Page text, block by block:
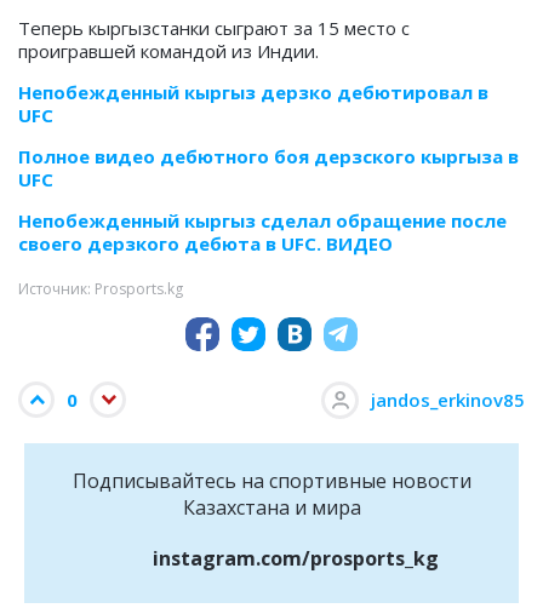
Теперь кыргызстанки сыграют за 15 место с
проигравшей командой из Индии.
Непобежденный кыргыз дерзко дебютировал в
UFC
Полное видео дебютного боя дерзского кыргыза в
UFC
Непобежденный кыргыз сделал обращение после
своего дерзкого дебюта в UFC. ВИДЕО
Источник: Prosports.kg
0 jandos_erkinov85
Подписывайтесь на cпортивные новости
Казахстана и мира
instagram.com/prosports_kg